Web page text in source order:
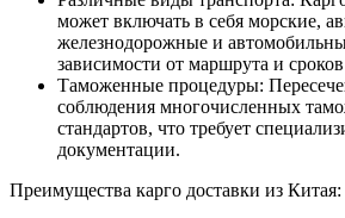
может включать в себя морские,
железнодорожные и
зависимости от маршрута и
Таможенные процедуры:
соблюдения многочисленных
стандартов, что требует
документации.
Преимущества карго доставки из Китая: